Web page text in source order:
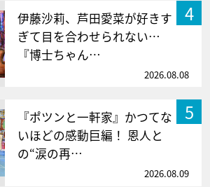
4
伊藤沙莉、芦田愛菜が好きす
ぎて目を合わせられない…
『博士ちゃん…
2026.08.08
5
『ポツンと一軒家』かつてな
いほどの感動巨編！ 恩人と
の“涙の再…
2026.08.09